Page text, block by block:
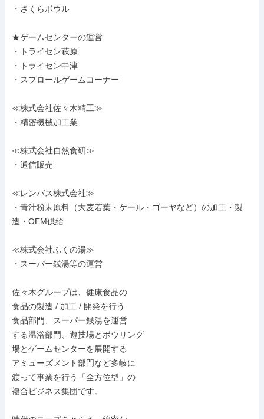
・さくらボウル
★ゲームセンターの運営
・トライセン萩原
・トライセン中津
・スプロールゲームコーナー
≪株式会社佐々木精工≫
・精密機械加工業
≪株式会社自然食研≫
・通信販売
≪レンバス株式会社≫
・青汁粉末原料（大麦若葉・ケール・ゴーヤなど）の加工・製
造・OEM供給
≪株式会社ふくの湯≫
・スーパー銭湯等の運営
佐々木グループは、健康食品の
食品の製造 / 加工 / 開発を行う
食品部門、スーパー銭湯を運営
する温浴部門、遊技場とボウリング
場とゲームセンターを展開する
アミューズメント部門など多岐に
渡って事業を行う「全方位型」の
複合ビジネス集団です。